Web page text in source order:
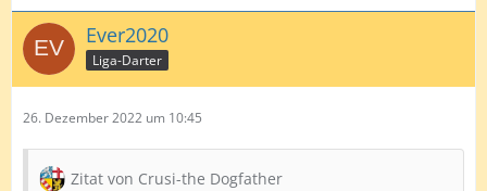
Ever2020
Liga-Darter
26. Dezember 2022 um 10:45
Zitat von Crusi-the Dogfather